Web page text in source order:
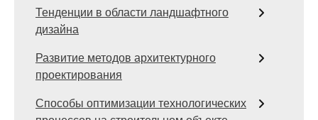
Тенденции в области ландшафтного
дизайна
Развитие методов архитектурного
проектирования
Способы оптимизации технологических